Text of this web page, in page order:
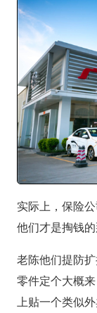
实际上，保险
他们才是掏钱的
老陈他们提防
零件定个大概
上贴一个类似外